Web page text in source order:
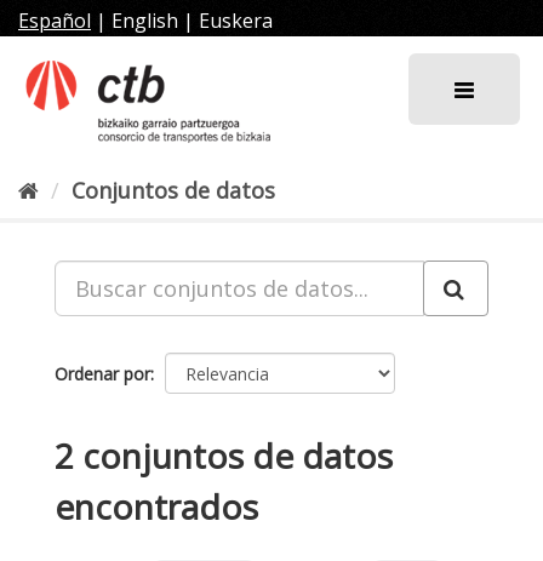
al
contenido
Español | English | Euskera
Conjuntos de datos
Ordenar por
2 conjuntos de datos
encontrados